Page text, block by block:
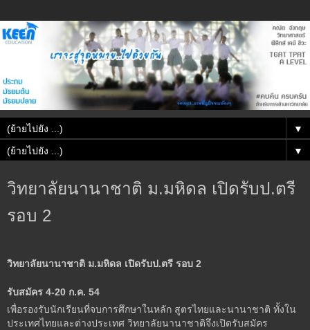
▼
▼
วิทยาลัยนานาชาติ ม.มหิดล เปิดรับป.ตรี
รอบ 2
วิทยาลัยนานาชาติ ม.มหิดล เปิดรับป.ตรี รอบ 2
รับสมัคร 4-20 ก.ค. 54
เพื่อรองรับนักเรียนที่จบการศึกษาในหลัก สูตรไทยและนานาชาติ ทั้งใน
ประเทศไทยและต่างประเทศ วิทยาลัยนานาชาติจึงเปิดรับสมัคร